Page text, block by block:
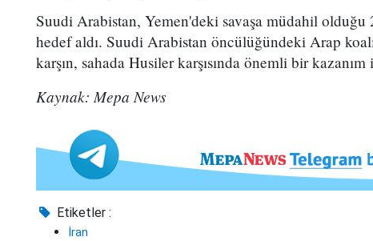
Suudi Arabistan, Yemen'deki savaşa müdahil olduğu
hedef aldı. Suudi Arabistan öncülüğündeki Arap
karşın, sahada Husiler karşısında önemli bir
Kaynak: Mepa News
Etiketler :
İran